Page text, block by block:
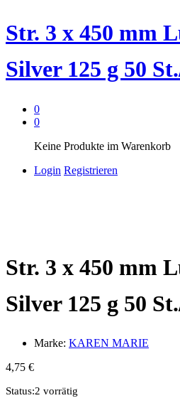
Str. 3 x 450 mm
Silver 125 g 50
0
0
Keine Produkte im Warenkorb
Login Registrieren
Str. 3 x 450 mm
Silver 125 g 50
Marke: KAREN MARIE
4,75 €
Status:2 vorrätig